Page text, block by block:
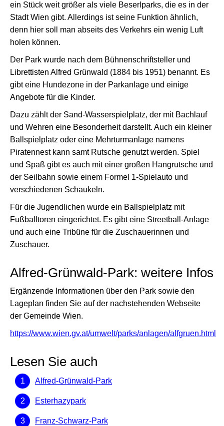
ein Stück weit größer als viele Beserlparks, die es in der
Stadt Wien gibt. Allerdings ist seine Funktion ähnlich,
denn hier soll man abseits des Verkehrs ein wenig Luft
holen können.
Der Park wurde nach dem Bühnenschriftsteller und
Librettisten Alfred Grünwald (1884 bis 1951) benannt. Es
gibt eine Hundezone in der Parkanlage und einige
Angebote für die Kinder.
Dazu zählt der Sand-Wasserspielplatz, der mit Bachlauf
und Wehren eine Besonderheit darstellt. Auch ein kleiner
Ballspielplatz oder eine Mehrturmanlage namens
Piratennest kann samt Rutsche genutzt werden. Spiel
und Spaß gibt es auch mit einer großen Hangrutsche und
der Seilbahn sowie einem Formel 1-Spielauto und
verschiedenen Schaukeln.
Für die Jugendlichen wurde ein Ballspielplatz mit
Fußballtoren eingerichtet. Es gibt eine Streetball-Anlage
und auch eine Tribüne für die Zuschauerinnen und
Zuschauer.
Alfred-Grünwald-Park: weitere Infos
Ergänzende Informationen über den Park sowie den
Lageplan finden Sie auf der nachstehenden Webseite
der Gemeinde Wien.
https://www.wien.gv.at/umwelt/parks/anlagen/alfgruen.html
Lesen Sie auch
Alfred-Grünwald-Park
Esterhazypark
Franz-Schwarz-Park